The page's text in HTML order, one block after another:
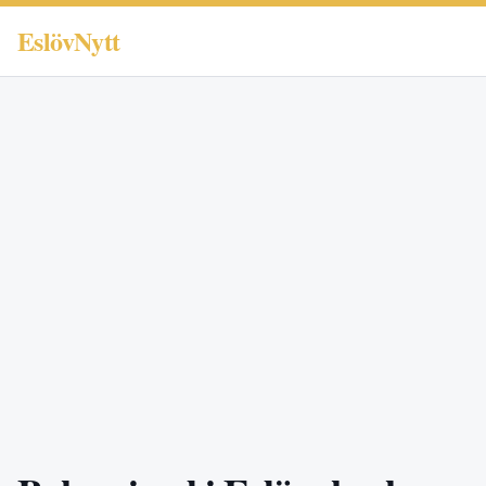
EslövNytt